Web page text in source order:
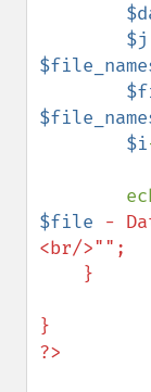
$j
$i
$file -
<br/
}
?>